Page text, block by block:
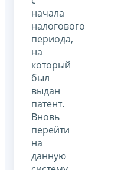
начала
налогового
периода,
на
который
был
выдан
патент.
Вновь
перейти
на
данную